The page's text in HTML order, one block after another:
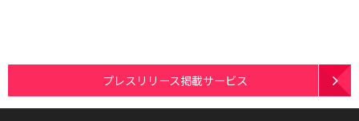
プレスリリース掲載サービス